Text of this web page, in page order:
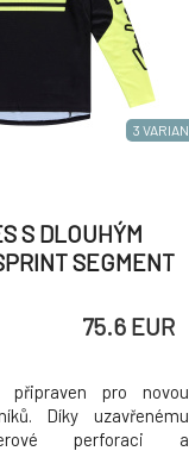
3
S DLOUHÝM
SEGMENT
75.6 EUR
pro novou
Díky uzavřenému
perforaci a